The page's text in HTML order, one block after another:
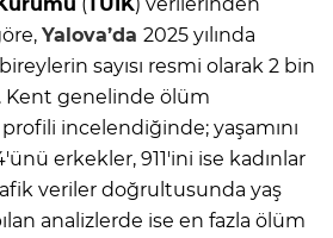
Yalova’da 2025 yılında
sayısı resmi olarak 2 bin
Kent genelinde ölüm
incelendiğinde; yaşamını
erkekler, 911'ini ise kadınlar
veriler doğrultusunda yaş
analizlerde ise en fazla ölüm